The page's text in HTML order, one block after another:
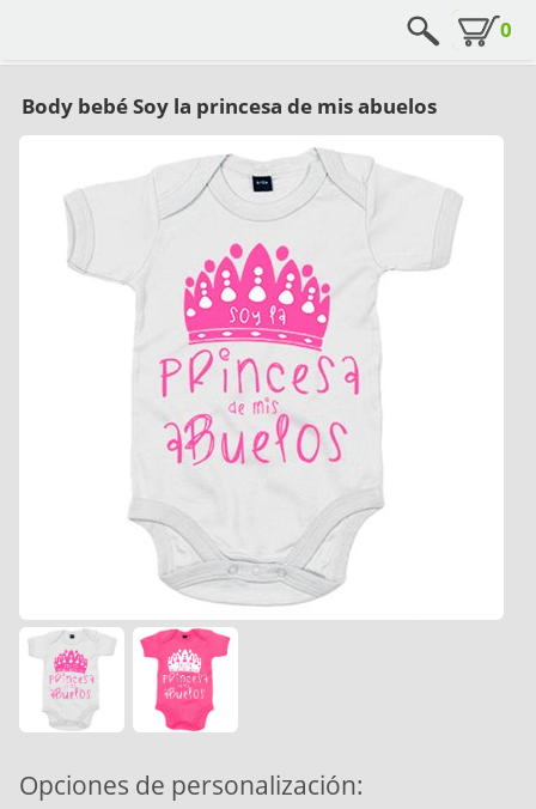
0
Body bebé Soy la princesa de mis abuelos
Opciones de personalización: